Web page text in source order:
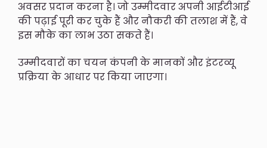
अवसर प्रदान करना है। जो उम्मीदवार अपनी आईटीआई
की पढ़ाई पूरी कर चुके हैं और नौकरी की तलाश में हैं, वे
इस मौके का लाभ उठा सकते हैं।
उम्मीदवारों का चयन कंपनी के मानकों और इंटरव्यू
प्रक्रिया के आधार पर किया जाएगा।